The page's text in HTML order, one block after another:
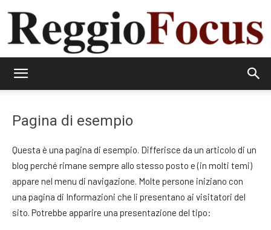
Pagina di esempio
Questa è una pagina di esempio. Differisce da un articolo di un
blog perché rimane sempre allo stesso posto e (in molti temi)
appare nel menu di navigazione. Molte persone iniziano con
una pagina di Informazioni che li presentano ai visitatori del
sito. Potrebbe apparire una presentazione del tipo: